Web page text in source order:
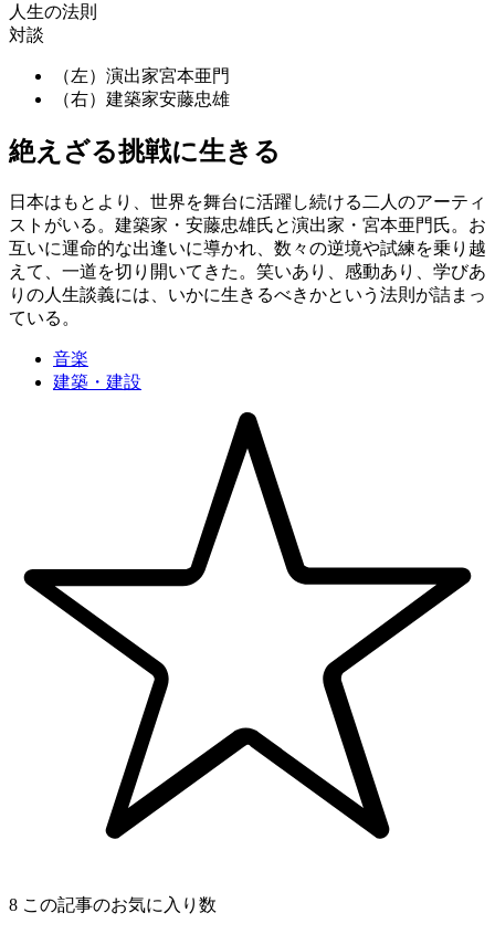
人生の法則
対談
（左）演出家宮本亜門
（右）建築家安藤忠雄
絶えざる挑戦に生きる
日本はもとより、世界を舞台に活躍し続ける二人のアーティ
ストがいる。建築家・安藤忠雄氏と演出家・宮本亜門氏。お
互いに運命的な出逢いに導かれ、数々の逆境や試練を乗り越
えて、一道を切り開いてきた。笑いあり、感動あり、学びあ
りの人生談義には、いかに生きるべきかという法則が詰まっ
ている。
音楽
建築・建設
8 この記事のお気に入り数